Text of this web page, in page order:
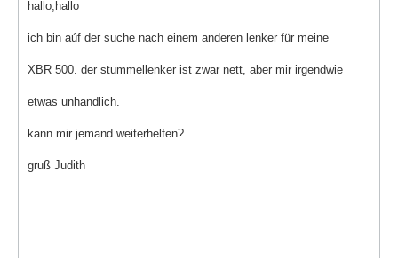
hallo,hallo
ich bin aúf der suche nach einem anderen lenker für meine
XBR 500. der stummellenker ist zwar nett, aber mir irgendwie
etwas unhandlich.
kann mir jemand weiterhelfen?
gruß Judith